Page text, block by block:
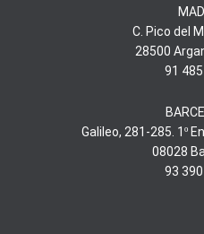
C. Pico del
28500
91
Galileo, 281-285. 1º
08028
93